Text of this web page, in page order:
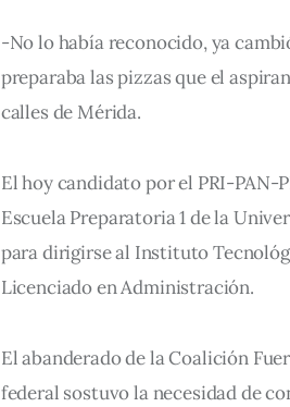
-No lo había reconocido, ya
preparaba las pizzas que el
calles de Mérida.
El hoy candidato por el PRI-PAN-
Escuela Preparatoria 1 de la
para dirigirse al Instituto
Licenciado en Administración.
El abanderado de la Coalición
federal sostuvo la necesidad de